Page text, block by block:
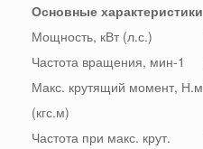
Основные характеристики
Мощность, кВт (л.с.)
Частота вращения, мин-1
Макс. крутящий момент, Н.м
(кгс.м)
Частота при макс. крут.